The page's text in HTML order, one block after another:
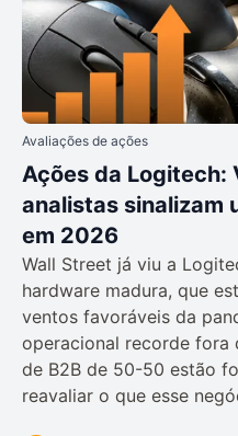
Avaliações de ações
Ações da Logitech:
analistas sinalizam
em 2026
Wall Street já viu a
hardware madura, que
ventos favoráveis da
operacional recorde fora
de B2B de 50-50 estão
reavaliar o que esse